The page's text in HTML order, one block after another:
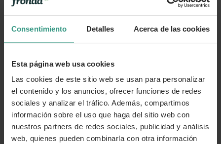
Consentimiento Detalles Acerca de las cookies
Esta página web usa cookies
Las cookies de este sitio web se usan para personalizar
el contenido y los anuncios, ofrecer funciones de redes
sociales y analizar el tráfico. Además, compartimos
información sobre el uso que haga del sitio web con
nuestros partners de redes sociales, publicidad y análisis
web, quienes pueden combinarla con otra información